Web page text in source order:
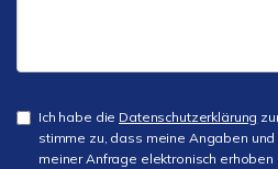
Ich habe die Datenschutzerklärung
stimme zu, dass meine Angaben
meiner Anfrage elektronisch